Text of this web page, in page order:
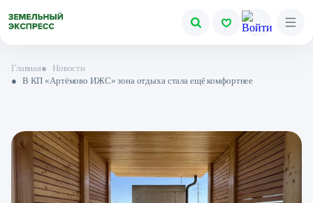
Главная●
Новости
● В КП «Артёмово ИЖС» зона отдыха стала ещё комфортнее